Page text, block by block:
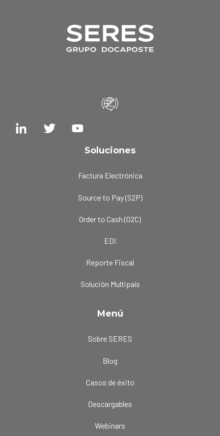
Soluciones
Factura Electrónica
Source to Pay (S2P)
Order to Cash (O2C)
EDI
Reporte Fiscal
Solución Multipaís
Menú
Sobre SERES
Blog
Casos de éxito
Descargables
Webinars